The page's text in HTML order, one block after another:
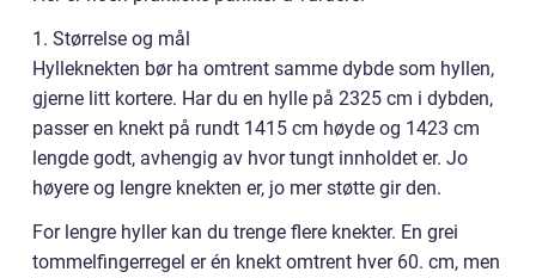
1. Størrelse og mål
Hylleknekten bør ha omtrent samme dybde som hyllen,
gjerne litt kortere. Har du en hylle på 2325 cm i dybden,
passer en knekt på rundt 1415 cm høyde og 1423 cm
lengde godt, avhengig av hvor tungt innholdet er. Jo
høyere og lengre knekten er, jo mer støtte gir den.
For lengre hyller kan du trenge flere knekter. En grei
tommelfingerregel er én knekt omtrent hver 60. cm, men